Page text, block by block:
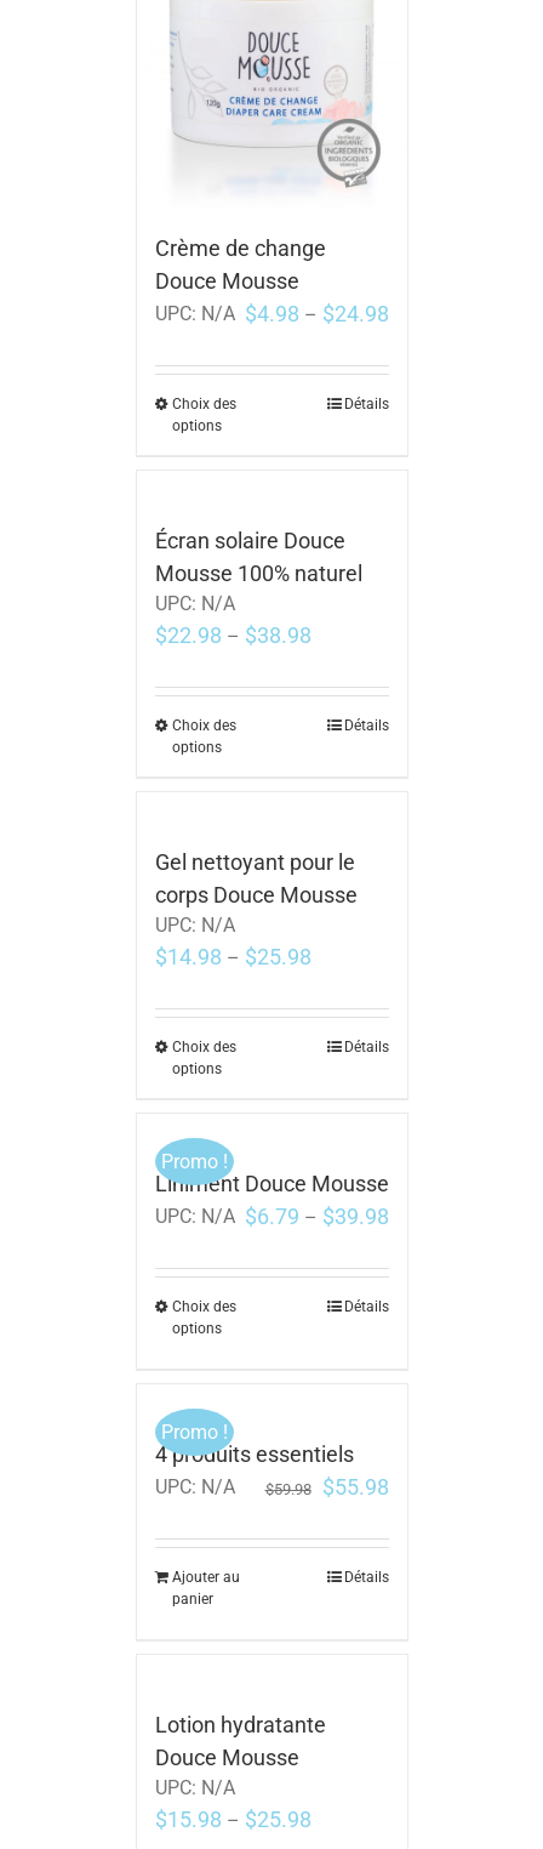
Crème de change
Douce Mousse
UPC: N/A $4.98 – $24.98
Choix des
options
Détails
Écran solaire Douce
Mousse 100% naturel
UPC: N/A
$22.98 – $38.98
Choix des
options
Détails
Gel nettoyant pour le
corps Douce Mousse
UPC: N/A
$14.98 – $25.98
Choix des
options
Détails
Promo !
Liniment Douce Mousse
UPC: N/A $6.79 – $39.98
Choix des
options
Détails
Promo !
4 produits essentiels
UPC: N/A $59.98 $55.98
Ajouter au
panier
Détails
Lotion hydratante
Douce Mousse
UPC: N/A
$15.98 – $25.98